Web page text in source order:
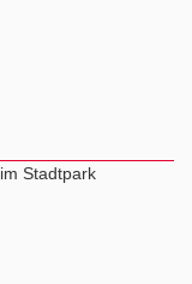
im Stadtpark